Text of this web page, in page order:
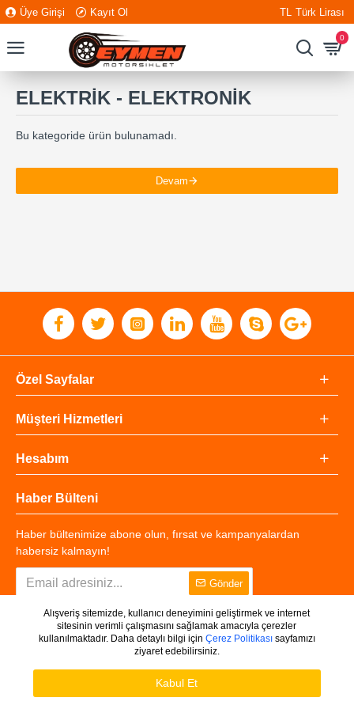
Üye Girişi Kayıt Ol TL Türk Lirası
0
ELEKTRİK - ELEKTRONİK
Bu kategoride ürün bulunamadı.
Devam
Özel Sayfalar
Müşteri Hizmetleri
Hesabım
Haber Bülteni
Haber bültenimize abone olun, fırsat ve kampanyalardan
habersiz kalmayın!
Gönder
Copyright © 2025 - Tüm Hakları Saklıdır.
Alışveriş sitemizde, kullanıcı deneyimini geliştirmek ve internet
sitesinin verimli çalışmasını sağlamak amacıyla çerezler
kullanılmaktadır. Daha detaylı bilgi için Çerez Politikasısayfamızı
ziyaret edebilirsiniz.
Kabul Et
Ürünleri Filtrele